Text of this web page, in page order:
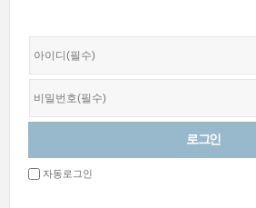
자동로그인